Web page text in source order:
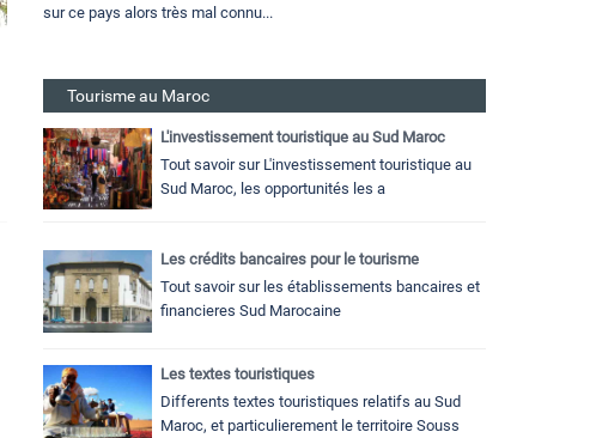
sur ce pays alors très mal connu...
Tourisme au Maroc
L'investissement touristique au Sud Maroc
Tout savoir sur L'investissement touristique au
Sud Maroc, les opportunités les a
Les crédits bancaires pour le tourisme
Tout savoir sur les établissements bancaires et
financieres Sud Marocaine
Les textes touristiques
Differents textes touristiques relatifs au Sud
Maroc, et particulierement le territoire Souss